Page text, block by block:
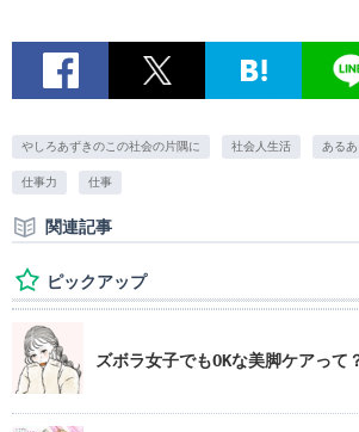
やしろあずきのこの社会の片隅に 社会人生活 あるあ
仕事力 仕事
関連記事
ピックアップ
ズボラ女子でもOKな美脚ケアって